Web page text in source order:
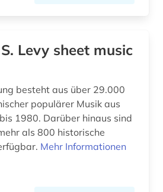
forschungsdatenzentrum (1)
französisches sprachgebiet (1)
Levy sheet music
besteht aus über 29.000
populärer Musik aus
1980. Darüber hinaus sind
als 800 historische
Mehr Informationen